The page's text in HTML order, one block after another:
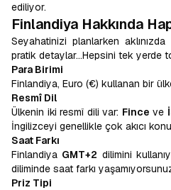
ediliyor.
Finlandiya Hakkında
Seyahatinizi planlarken
pratik detaylar…Hepsini tek yerde
Para Birimi
Finlandiya, Euro (€) kullanan bir
Resmî Dil
Ülkenin iki resmî dili var: Fince ve
İngilizceyi genellikle çok akıcı
Saat Farkı
Finlandiya GMT+2 dilimini
diliminde saat farkı
Priz Tipi